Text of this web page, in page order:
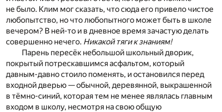
не было. Клим мог сказать, что сюда его привело чистое
любопытство, но что любопытного может быть в школе
вечером? В ней-то и в дневное время зачастую делать
совершенно нечего. Никакой тяги к знаниям!
Парень пересёк небольшой школьный дворик,
покрытый потрескавшимся асфальтом, который
давным-давно стоило поменять, и остановился перед
входной дверью — обычной, деревянной, выкрашенной
в тёмно-синий, которая тем не менее являлась главным
входом в школу, несмотря на свою общую